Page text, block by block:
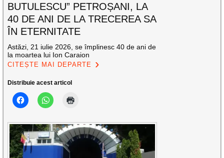
BUTULESCU” PETROȘANI, LA
40 DE ANI DE LA TRECEREA SA
ÎN ETERNITATE
Astăzi, 21 iulie 2026, se împlinesc 40 de ani de
la moartea lui Ion Caraion
CITEȘTE MAI DEPARTE
Distribuie acest articol